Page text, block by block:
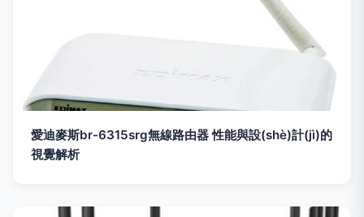
愛迪麥斯br-6315srg無線路由器 性能與設(shè)計(jì)的
視覺解析